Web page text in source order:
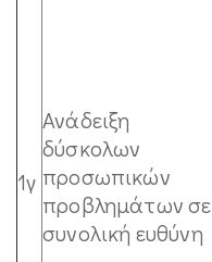
1γ
Ανάδειξη
δύσκολων
προσωπικών
προβλημάτων σε
συνολική ευθύνη